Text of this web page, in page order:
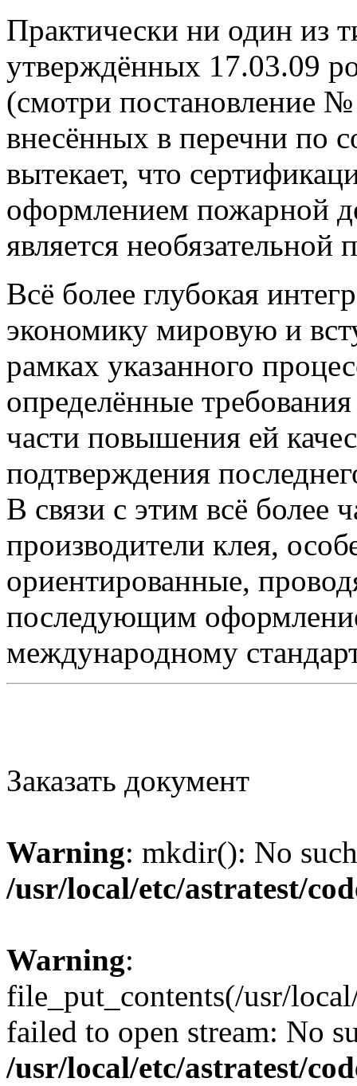
Практически ни один из
утверждённых 17.03.09
(смотри постановление
внесённых в перечни по
вытекает, что
оформлением пожарной
является необязательной
Всё более глубокая
экономику мировую и
рамках указанного
определённые
части повышения ей
подтверждения
В связи с этим всё более
производители клея,
ориентированные,
последующим
международному
Заказать документ
Warning: mkdir(): No
/usr/local/etc/astratest/
Warning:
file_put_contents(/usr/
failed to open stream: No
/usr/local/etc/astratest/